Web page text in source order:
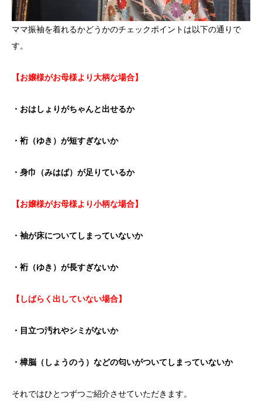
ママ振袖を着れるかどうかのチェックポイントは以下の通りで
す。
【お嬢様がお母様より大柄な場合】
・おはしょりがちゃんと出せるか
・裄（ゆき）が短すぎないか
・身巾（みはば）が足りているか
【お嬢様がお母様より小柄な場合】
・袖が床についてしまっていないか
・裄（ゆき）が長すぎないか
【しばらく出していない場合】
・目立つ汚れやシミがないか
・樟脳（しょうのう）などの匂いがついてしまっていないか
それではひとつずつご紹介させていただきます。